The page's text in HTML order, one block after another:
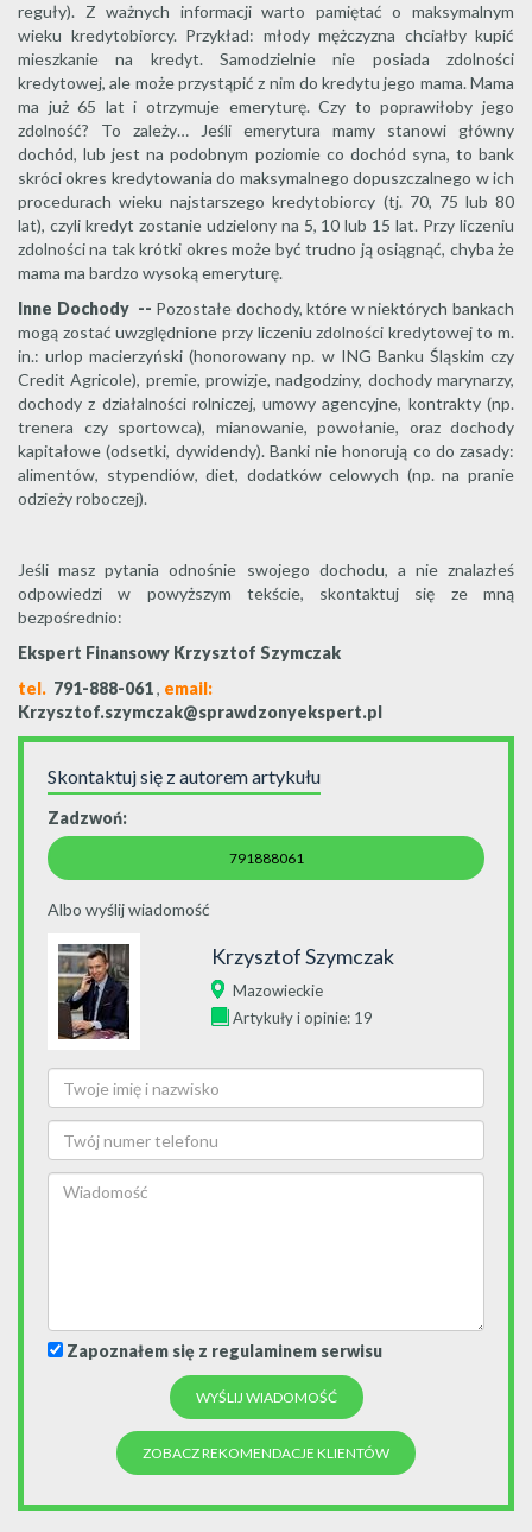
reguły). Z ważnych informacji warto pamiętać o maksymalnym
wieku kredytobiorcy. Przykład: młody mężczyzna chciałby kupić
mieszkanie na kredyt. Samodzielnie nie posiada zdolności
kredytowej, ale może przystąpić z nim do kredytu jego mama. Mama
ma już 65 lat i otrzymuje emeryturę. Czy to poprawiłoby jego
zdolność? To zależy… Jeśli emerytura mamy stanowi główny
dochód, lub jest na podobnym poziomie co dochód syna, to bank
skróci okres kredytowania do maksymalnego dopuszczalnego w ich
procedurach wieku najstarszego kredytobiorcy (tj. 70, 75 lub 80
lat), czyli kredyt zostanie udzielony na 5, 10 lub 15 lat. Przy liczeniu
zdolności na tak krótki okres może być trudno ją osiągnąć, chyba że
mama ma bardzo wysoką emeryturę.
Inne Dochody -- Pozostałe dochody, które w niektórych bankach
mogą zostać uwzględnione przy liczeniu zdolności kredytowej to m.
in.: urlop macierzyński (honorowany np. w ING Banku Śląskim czy
Credit Agricole), premie, prowizje, nadgodziny, dochody marynarzy,
dochody z działalności rolniczej, umowy agencyjne, kontrakty (np.
trenera czy sportowca), mianowanie, powołanie, oraz dochody
kapitałowe (odsetki, dywidendy). Banki nie honorują co do zasady:
alimentów, stypendiów, diet, dodatków celowych (np. na pranie
odzieży roboczej).
Jeśli masz pytania odnośnie swojego dochodu, a nie znalazłeś
odpowiedzi w powyższym tekście, skontaktuj się ze mną
bezpośrednio:
Ekspert Finansowy Krzysztof Szymczak
tel. 791-888-061, email:
Krzysztof.szymczak@sprawdzonyekspert.pl
Skontaktuj się z autorem artykułu
Zadzwoń:
791888061
Albo wyślij wiadomość
Krzysztof Szymczak
Mazowieckie
Artykuły i opinie: 19
Zapoznałem się z regulaminem serwisu
ZOBACZ REKOMENDACJE KLIENTÓW